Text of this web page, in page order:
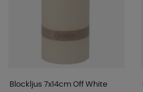
Blockljus 7x14cm Off White